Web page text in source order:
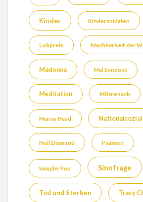
Kinder Kindersoldaten
Lobpreis Machbarkeit der
Madonna Mal Sondock
Meditation Mitmensch
Murray Head
Neil Diamond Psalmen
Sampler Pop Sinnfrage
Tod und Sterben Tracy